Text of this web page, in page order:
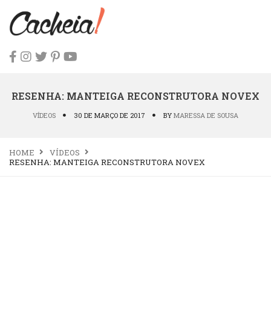
RESENHA: MANTEIGA RECONSTRUTORA NOVEX
VÍDEOS 30 DE MARÇO DE 2017 BY MARESSA DE SOUSA
HOME
VÍDEOS
RESENHA: MANTEIGA RECONSTRUTORA NOVEX